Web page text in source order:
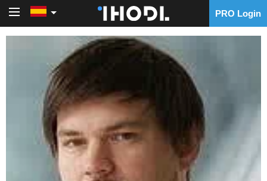
PRO Login